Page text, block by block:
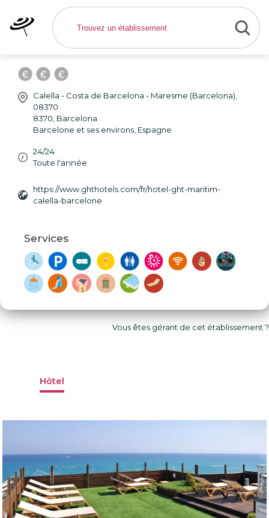
Hotel GHT Maritim *** -
Hôtel Barcelona
Calella - Costa de Barcelona - Maresme (Barcelona),
08370
8370 Barcelona
Barcelone et ses environs Espagne
24/24
Toute l'année
https://www.ghthotels.com/fr/hotel-ght-maritim-
calella-barcelone
Services
Vous êtes gérant de cet établissement ?
Hôtel